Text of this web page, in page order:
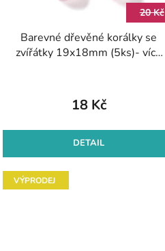
20 Kč
Barevné dřevěné korálky se
zvířátky 19x18mm (5ks)- více
18 Kč
DETAIL
VÝPRODEJ